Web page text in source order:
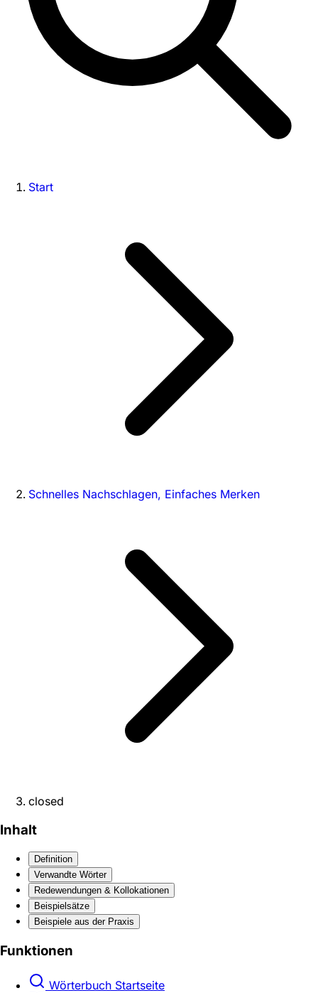
Start
Schnelles Nachschlagen, Einfaches Merken
closed
Inhalt
Definition
Verwandte Wörter
Redewendungen & Kollokationen
Beispielsätze
Beispiele aus der Praxis
Funktionen
Wörterbuch Startseite